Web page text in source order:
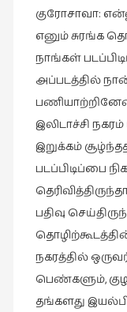
புகைப்படக்கலை
புத்தக
கண்காட்சி2019
புத்தக
விமர்சனம்
புத்தகக்
காட்சி
தினங்கள்
புனைவுக்குறிப்புகள்
குரோசாவா:
எனும் சுரங்க
நாங்கள்
அப்படத்தில்
இலிடாச்சி
இறுக்கம்
படப்பிடிப்பை
பதிவு
நகரத்தில்
பெண்களும்,
தங்களது